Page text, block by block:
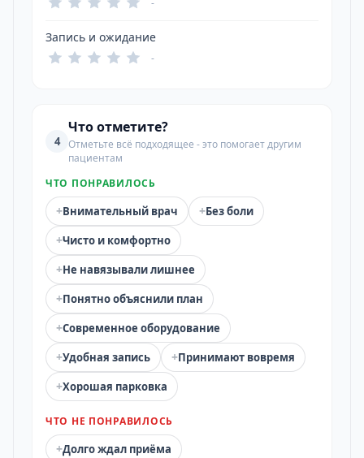
Запись и ожидание
-
4
Что отметите?
Отметьте всё подходящее - это помогает другим
пациентам
ЧТО ПОНРАВИЛОСЬ
+Внимательный врач +Без боли
+Чисто и комфортно
+Не навязывали лишнее
+Понятно объяснили план
+Современное оборудование
+Удобная запись +Принимают вовремя
+Хорошая парковка
ЧТО НЕ ПОНРАВИЛОСЬ
+Долго ждал приёма